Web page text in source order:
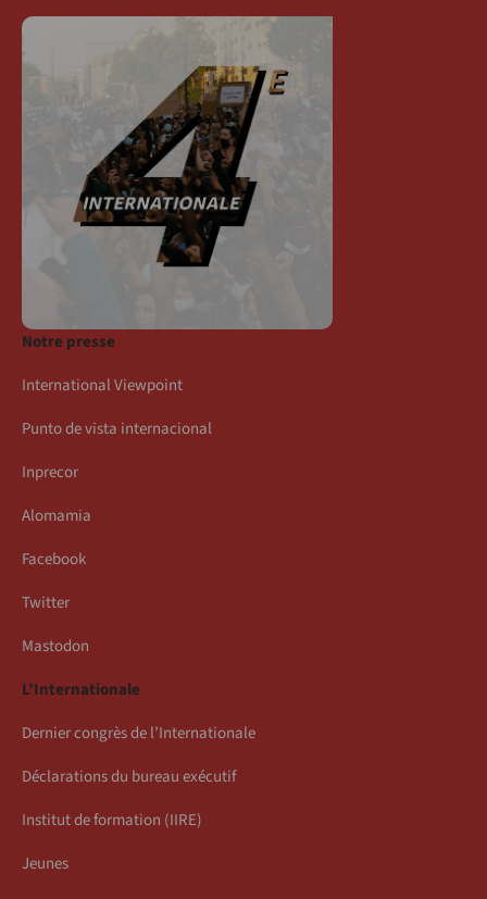
Notre presse
International Viewpoint
Punto de vista internacional
Inprecor
Alomamia
Facebook
Twitter
Mastodon
L’Internationale
Dernier congrès de l’Internationale
Déclarations du bureau exécutif
Institut de formation (IIRE)
Jeunes